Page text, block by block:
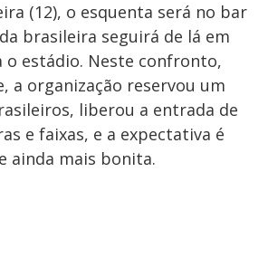
(12), o esquenta será no bar
brasileira seguirá de lá em
o estádio. Neste confronto,
a organização reservou um
liberou a entrada de
e faixas, e a expectativa é
ainda mais bonita.